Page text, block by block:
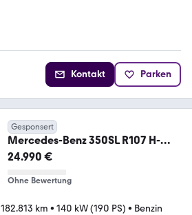
Kontakt Parken
Gesponsert
Mercedes-Benz 350SL R107 H-
Kennzeichen
24.990 €
Ohne Bewertung
182.813 km • 140 kW (190 PS) • Benzin